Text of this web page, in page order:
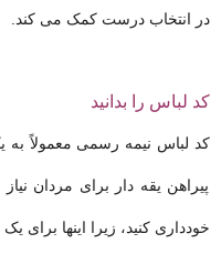
در انتخاب درست کمک می کند.
کد لباس را بدانید
کد لباس نیمه رسمی معمولاً به
پیراهن یقه دار برای مردان
خودداری کنید، زیرا اینها